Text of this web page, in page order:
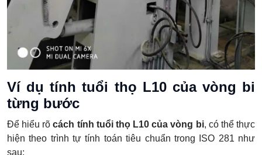
Ví dụ tính tuổi thọ L10 của vòng bi
từng bước
Để hiểu rõcách tính tuổi thọ L10 của vòng bi, có thể thực
hiện theo trình tự tính toán tiêu chuẩn trong ISO 281 như
sau: